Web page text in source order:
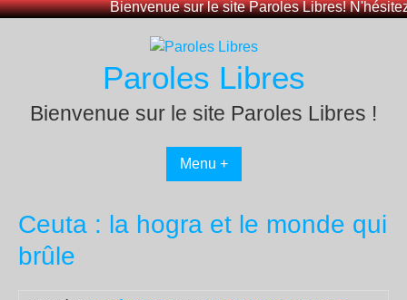
Passer
Paroles Libres
Bienvenue sur le site Paroles Libres !
Menu +
Ceuta : la hogra et le monde qui
brûle